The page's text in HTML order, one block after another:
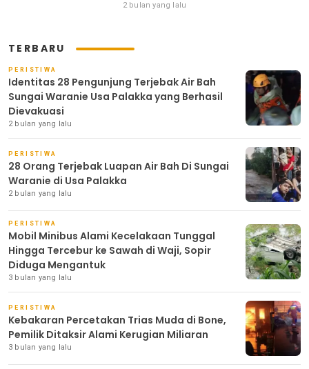
2 bulan yang lalu
TERBARU
PERISTIWA
Identitas 28 Pengunjung Terjebak Air Bah
Sungai Waranie Usa Palakka yang Berhasil
Dievakuasi
2 bulan yang lalu
PERISTIWA
28 Orang Terjebak Luapan Air Bah Di Sungai
Waranie di Usa Palakka
2 bulan yang lalu
PERISTIWA
Mobil Minibus Alami Kecelakaan Tunggal
Hingga Tercebur ke Sawah di Waji, Sopir
Diduga Mengantuk
3 bulan yang lalu
PERISTIWA
Kebakaran Percetakan Trias Muda di Bone,
Pemilik Ditaksir Alami Kerugian Miliaran
3 bulan yang lalu